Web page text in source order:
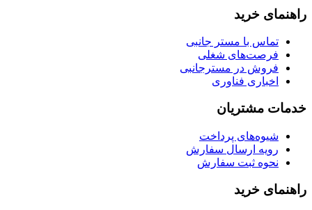
راهنمای خرید
تماس با مستر جانبی
فرصت‌های شغلی
فروش در مسترجانبی
اخباری فناوری
خدمات مشتریان
شیوه‌های پرداخت
رویه ارسال سفارش
نحوه ثبت سفارش
راهنمای خرید